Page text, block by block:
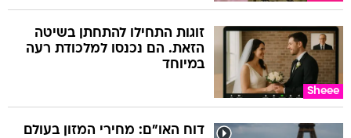
Sheee
זוגות התחילו להתחתן בשיטה
הזאת. הם נכנסו למלכודת רעה
במיוחד
דוח האו"ם: מחירי המזון בעולם